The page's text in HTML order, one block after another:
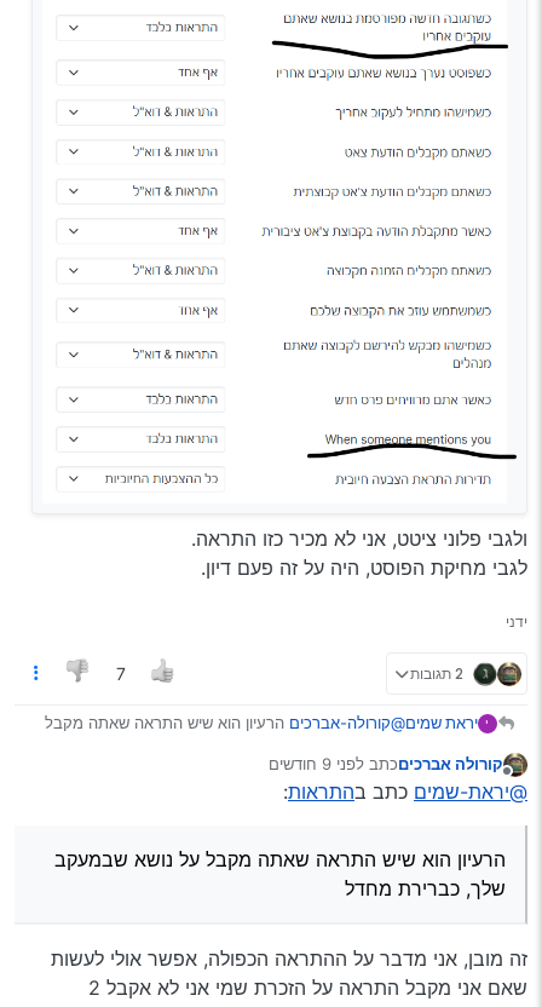
ולגבי פלוני ציטט, אני לא מכיר כזו התראה.
לגבי מחיקת הפוסט, היה על זה פעם דיון.
ידני
2 תגובות 7
י יראת שמים@קורולה-אברכים הרעיון הוא שיש התראה שאתה מקבל
מגיב בו הופך לנושא במעקב. ויש התראה נוספת כשמישהו
מתייג אותך, וזה רלוונטי אם נניח מישהו מתייג אותך בנושא
אפשר לבטל כל דבר דרך הגדרות המשתמש.
קורולה אברכיםכתב לפני 9 חודשים
נערך לאחרונה על ידי
@יראת-שמים כתב בהתראות:
הרעיון הוא שיש התראה שאתה מקבל על נושא שבמעקב
שלך, כברירת מחדל
זה מובן, אני מדבר על ההתראה הכפולה, אפשר אולי לעשות
שאם אני מקבל התראה על הזכרת שמי אני לא אקבל 2